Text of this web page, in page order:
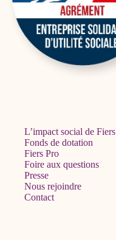
L’impact social de Fiers
Fonds de dotation
Fiers Pro
Foire aux questions
Presse
Nous rejoindre
Contact